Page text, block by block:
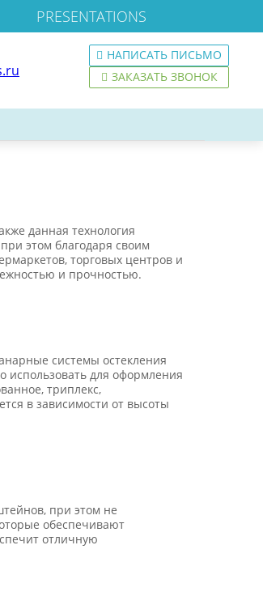
PRESENTATIONS
НАПИСАТЬ ПИСЬМО
ЗАКАЗАТЬ ЗВОНОК
данная технология
этом благодаря своим
торговых центров и
и прочностью.
системы остекления
использовать для оформления
триплекс,
в зависимости от высоты
при этом не
обеспечивают
отличную